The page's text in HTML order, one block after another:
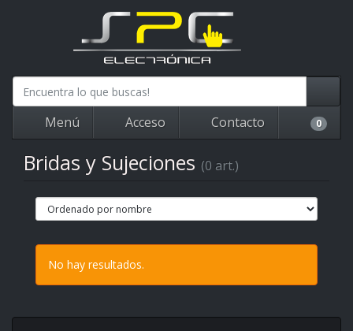
Menú Acceso Contacto 0
Bridas y Sujeciones (0 art.)
No hay resultados.